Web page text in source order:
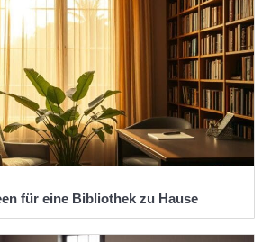
für eine Bibliothek zu Hause